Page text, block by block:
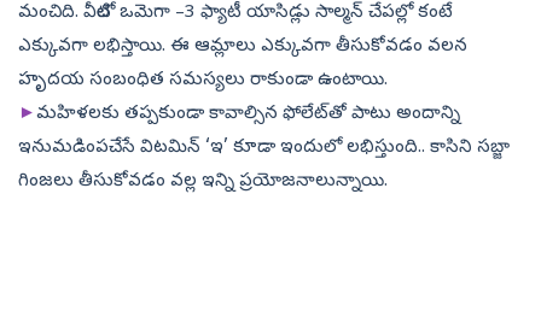
మంచిది. వీటిలో ఒమెగా –3 ఫ్యాటీ యాసిడ్లు సాల్మన్‌ చేపల్లో కంటే
ఎక్కువగా లభిస్తాయి. ఈ ఆమ్లాలు ఎక్కువగా తీసుకోవడం వలన
హృదయ సంబంధిత సమస్యలు రాకుండా ఉంటాయి.
►మహిళలకు తప్పకుండా కావాల్సిన ఫోలేట్‌తో పాటు అందాన్ని
ఇనుమడింపచేసే విటమిన్‌ ‘ఇ’ కూడా ఇందులో లభిస్తుంది.. కాసిని సబ్జా
గింజలు తీసుకోవడం వల్ల ఇన్ని ప్రయోజనాలున్నాయి.